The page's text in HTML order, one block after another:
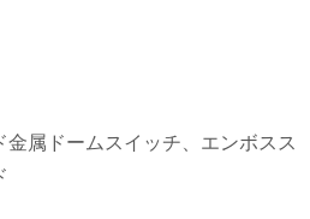
金属ドームスイッチ、エンボスス